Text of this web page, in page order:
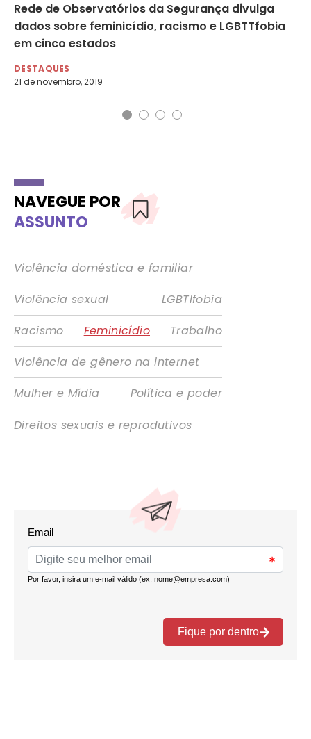
Rede de Observatórios da Segurança divulga
dados sobre feminicídio, racismo e LGBTTfobia
em cinco estados
DESTAQUES
21 de novembro, 2019
NAVEGUE POR
ASSUNTO
Violência doméstica e familiar
Violência sexual
|
LGBTIfobia
Racismo
| Feminicídio |
Trabalho
Violência de gênero na internet
Mulher e Mídia
|
Política e poder
Direitos sexuais e reprodutivos